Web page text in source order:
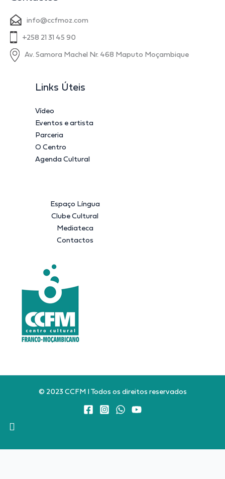
info@ccfmoz.com
+258 21 31 45 90
Av. Samora Machel Nr. 468 Maputo Moçambique
Links Úteis
Vídeo
Eventos e artista
Parceria
O Centro
Agenda Cultural
Espaço Língua
Clube Cultural
Mediateca
Contactos
© 2023 CCFM I Todos os direitos reservados